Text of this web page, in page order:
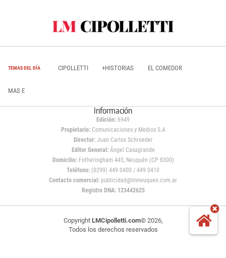
TEMAS DEL DÍA CIPOLLETTI +HISTORIAS EL COMEDOR
MAS E
Información
Edición: 6949
Propietario:Comunicaciones y Medios S.A
Director: Juan Carlos Schroeder
Editor General:Ángel Casagrande
Domicilio:Fotheringham 445, Neuquén (CP 8300)
Teléfono: (0299) 449 0400 / 449 0410
Contacto comercial: publicidad@lmneuquen.com.ar
Registro DNA: 123442625
Copyright LMCipolletti.com© 2026,
Todos los derechos reservados